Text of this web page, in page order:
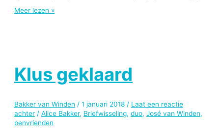
Met
Meer lezen »
Klus geklaard
Bakker van Winden /1 januari 2018 / Laat een reactie
achter /Alice Bakker, Briefwisseling,duo,José van Winden,
penvrienden